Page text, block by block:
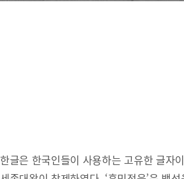
한글은 한국인들이 사용하는 고유한 글자